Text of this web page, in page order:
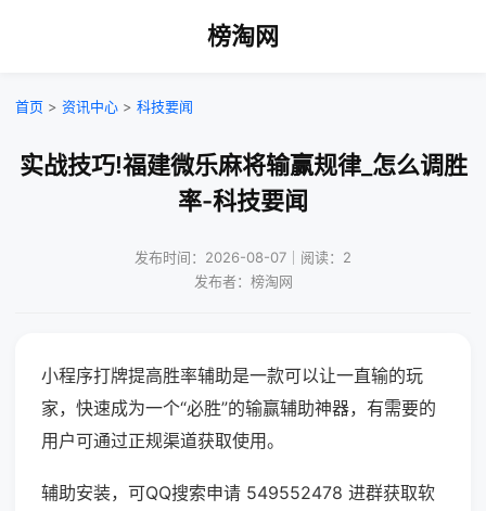
榜淘网
首页 > 资讯中心 > 科技要闻
实战技巧!福建微乐麻将输赢规律_怎么调胜
率-科技要闻
发布时间：2026-08-07｜阅读：2
发布者：榜淘网
小程序打牌提高胜率辅助是一款可以让一直输的玩
家，快速成为一个“必胜”的输赢辅助神器，有需要的
用户可通过正规渠道获取使用。
辅助安装，可QQ搜索申请 549552478 进群获取软